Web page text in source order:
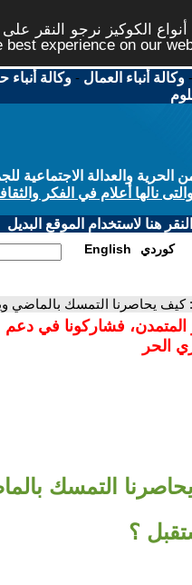
الكوكيز نرجو النقر
experience on our
-وكالة أنباء العمال -وكالة أنباء
والعدالة الاجتماعية
نالها أعلام في الفكر
هنا لاستخدام الموقع البديل
English كوردي
كيف يحاصرنا التمسك بالماضي
المتمدن، فشاركونا في دعم
الحر
التمسك
؟